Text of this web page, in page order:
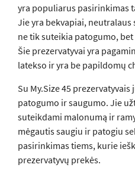
yra populiarus pasirinkimas
Jie yra bekvapiai,
ne tik suteikia patogumo,
Šie prezervatyvai yra
latekso ir yra be papildomų
Su My.Size 45
patogumo ir saugumo. Jie
suteikdami malonumą ir
mėgautis saugiu ir patogiu
pasirinkimas tiems, kurie
prezervatyvų prekės.